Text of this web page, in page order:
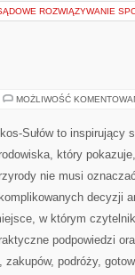
ROZWIĄZYWANIE
MOŻLIWOŚĆ
Sułów to inspirujący
który
nie musi
decyzji
w którym
podpowiedzi
podróży,